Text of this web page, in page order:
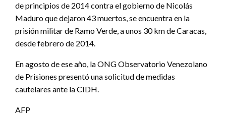
de principios de 2014 contra el gobierno de Nicolás
Maduro que dejaron 43 muertos, se encuentra en la
prisión militar de Ramo Verde, a unos 30 km de Caracas,
desde febrero de 2014.
En agosto de ese año, la ONG Observatorio Venezolano
de Prisiones presentó una solicitud de medidas
cautelares ante la CIDH.
AFP